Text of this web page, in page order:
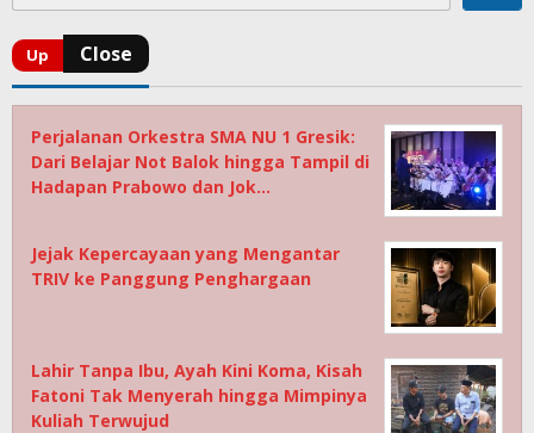
Perjalanan Orkestra SMA NU 1 Gresik:
Dari Belajar Not Balok hingga Tampil di
Hadapan Prabowo dan Jok…
Jejak Kepercayaan yang Mengantar
TRIV ke Panggung Penghargaan
Lahir Tanpa Ibu, Ayah Kini Koma, Kisah
Fatoni Tak Menyerah hingga Mimpinya
Kuliah Terwujud